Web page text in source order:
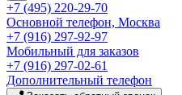
+7 (495) 220-29-70
Основной телефон, Москва
+7 (916) 297-92-97
Мобильный для заказов
+7 (916) 297-02-61
Дополнительный телефон